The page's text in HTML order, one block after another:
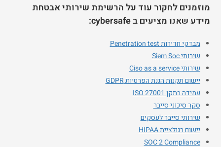
מוזמנים לחקור עוד על הרשימת שירותי אבטחת
מידע שאנו מציעים ב cybersafe:
מבדקי חדירות Penetration test
שירותי Siem Soc
שירותי Ciso as a service
יישום תקנות הגנת הפרטיות GDPR
עמידה בתקן ISO 27001
סקר סיכוני סייבר
שירותי סייבר לעסקים
יישום רגולציית HIPAA
SOC 2 Compliance